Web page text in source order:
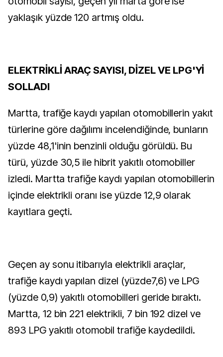
yaklaşık yüzde 120 artmış oldu.
ELEKTRİKLİ ARAÇ SAYISI, DİZEL VE LPG'Yİ
SOLLADI
Martta, trafiğe kaydı yapılan otomobillerin yakıt
türlerine göre dağılımı incelendiğinde, bunların
yüzde 48,1'inin benzinli olduğu görüldü. Bu
türü, yüzde 30,5 ile hibrit yakıtlı otomobiller
izledi. Martta trafiğe kaydı yapılan otomobillerin
içinde elektrikli oranı ise yüzde 12,9 olarak
kayıtlara geçti.
Geçen ay sonu itibarıyla elektrikli araçlar,
trafiğe kaydı yapılan dizel (yüzde7,6) ve LPG
(yüzde 0,9) yakıtlı otomobilleri geride bıraktı.
Martta, 12 bin 221 elektrikli, 7 bin 192 dizel ve
893 LPG yakıtlı otomobil trafiğe kaydedildi.